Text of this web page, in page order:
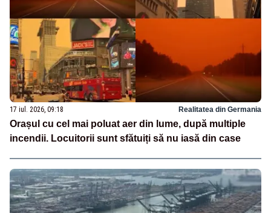
17 iul. 2026, 09:18 Realitatea din Germania
Orașul cu cel mai poluat aer din lume, după multiple
incendii. Locuitorii sunt sfătuiți să nu iasă din case